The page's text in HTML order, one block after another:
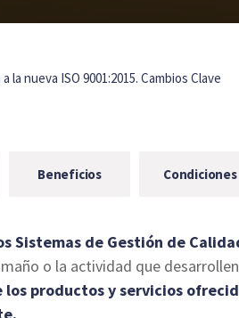
la nueva ISO 9001:2015. Cambios Clave
Beneficios Condiciones
Sistemas de Gestión de
o la actividad que
productos y servicios